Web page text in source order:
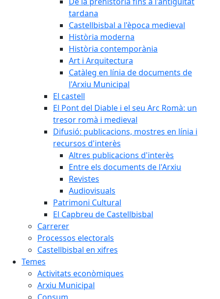
tardana
Castellbisbal a l'època medieval
Història moderna
Història contemporània
Art i Arquitectura
Catàleg en línia de documents de
l'Arxiu Municipal
El castell
El Pont del Diable i el seu Arc Romà: un
tresor romà i medieval
Difusió: publicacions, mostres en línia i
recursos d'interès
Altres publicacions d'interès
Entre els documents de l'Arxiu
Revistes
Audiovisuals
Patrimoni Cultural
El Capbreu de Castellbisbal
Carrerer
Processos electorals
Castellbisbal en xifres
Temes
Activitats econòmiques
Arxiu Municipal